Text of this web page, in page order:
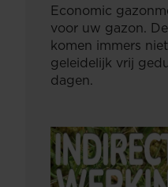
Economic
voor uw gazon.
komen immers
geleidelijk vrij
dagen.